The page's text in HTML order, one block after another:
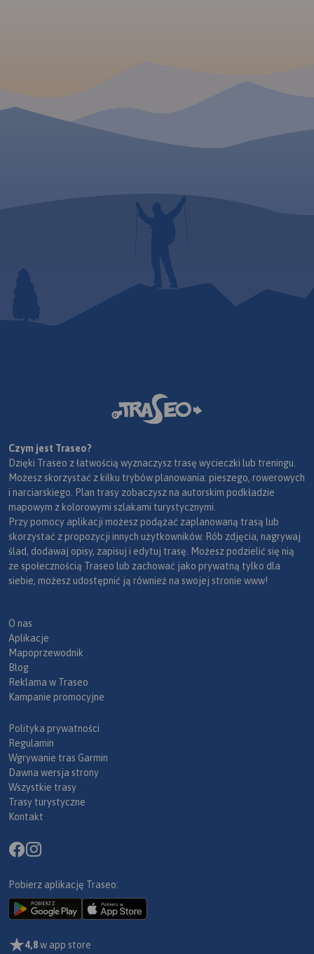
Czym jest Traseo?
Dzięki Traseo z łatwością wyznaczysz trasę wycieczki lub treningu.
Możesz skorzystać z kilku trybów planowania: pieszego, rowerowych
i narciarskiego. Plan trasy zobaczysz na autorskim podkładzie
mapowym z kolorowymi szlakami turystycznymi.
Przy pomocy aplikacji możesz podążać zaplanowaną trasą lub
skorzystać z propozycji innych użytkowników. Rób zdjęcia, nagrywaj
ślad, dodawaj opisy, zapisuj i edytuj trasę. Możesz podzielić się nią
ze społecznością Traseo lub zachować jako prywatną tylko dla
siebie, możesz udostępnić ją również na swojej stronie www!
O nas
Aplikacje
Mapoprzewodnik
Blog
Reklama w Traseo
Kampanie promocyjne
Polityka prywatności
Regulamin
Wgrywanie tras Garmin
Dawna wersja strony
Wszystkie trasy
Trasy turystyczne
Kontakt
Pobierz aplikację Traseo:
4,8w app store